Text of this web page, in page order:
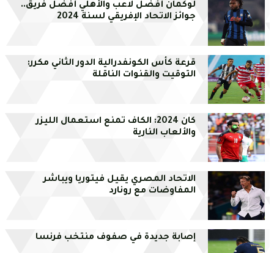
لوكمان أفضل لاعب والأهلي أفضل فريق..
جوائز الاتحاد الإفريقي لسنة 2024
قرعة كأس الكونفدرالية الدور الثاني مكرر:
التوقيت والقنوات الناقلة
كان 2024: الكاف تمنع استعمال الليزر
والألعاب النارية
الاتحاد المصري يقيل فيتوريا ويباشر
المفاوضات مع رونارد
إصابة جديدة في صفوف منتخب فرنسا